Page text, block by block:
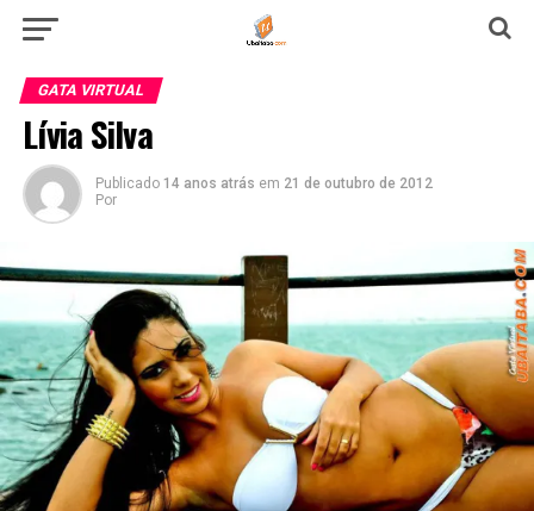
GATA VIRTUAL
Lívia Silva
Publicado 14 anos atrás em 21 de outubro de 2012
Por